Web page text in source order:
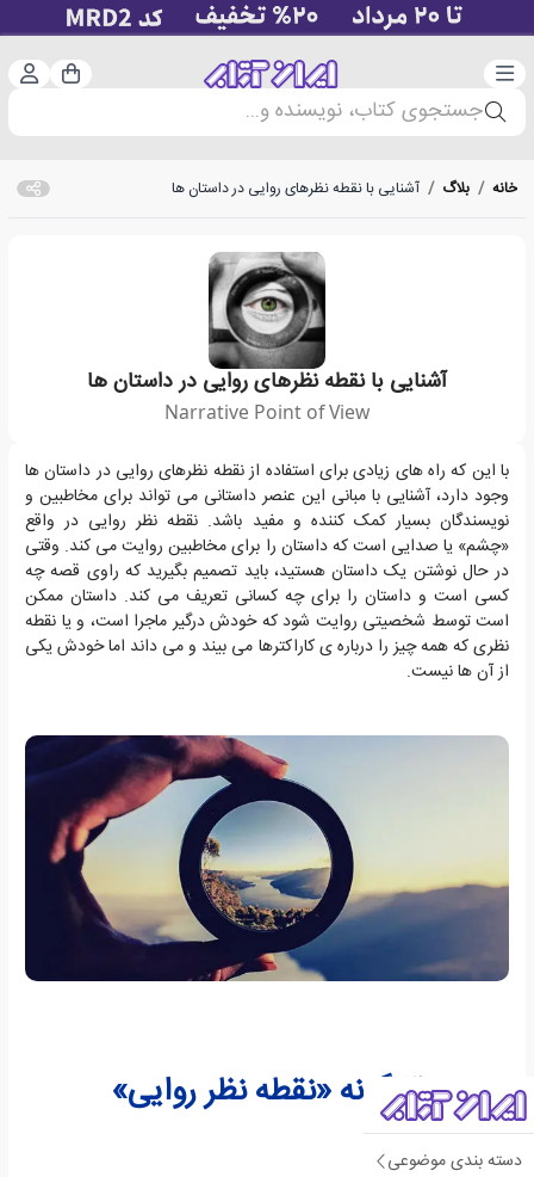
دسته‌بندی سبد
جستجوی کتاب، نویسنده و...
دسته بندی موضوعی
خانه / بلاگ / آشنایی با نقطه نظرهای روایی در داستان ها
آشنایی با نقطه نظرهای روایی در داستان ها
Narrative Point of View
وقتی در حال نوشتن یک داستان هستید، باید تصمیم بگیرید که راوی قصه
با این که راه های زیادی برای استفاده از نقطه نظرهای روایی در داستان ها
وجود دارد، آشنایی با مبانی این عنصر داستانی می تواند برای مخاطبین و
نویسندگان بسیار کمک کننده و مفید باشد. نقطه نظر روایی در واقع
«چشم» یا صدایی است که داستان را برای مخاطبین روایت می کند. وقتی
در حال نوشتن یک داستان هستید، باید تصمیم بگیرید که راوی قصه چه
کسی است و داستان را برای چه کسانی تعریف می کند. داستان ممکن
است توسط شخصیتی روایت شود که خودش درگیر ماجرا است، و یا نقطه
نظری که همه چیز را درباره ی کاراکترها می بیند و می داند اما خودش یکی
از آن ها نیست.
3 گونه «نقطه نظر روایی»